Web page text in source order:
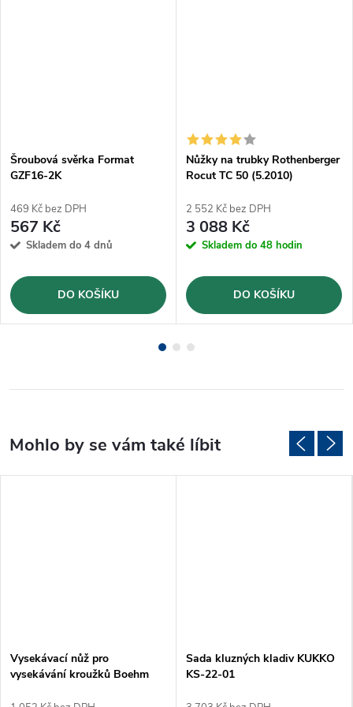
Šroubová svěrka Format
GZF16-2K
469 Kč bez DPH
567 Kč
Skladem do 4 dnů
DO KOŠÍKU
Nůžky na trubky Rothenberger
Rocut TC 50 (5.2010)
2 552 Kč bez DPH
3 088 Kč
Skladem do 48 hodin
DO KOŠÍKU
Vysekávací nůž pro
vysekávání kroužků Boehm
Sada kluzných kladiv KUKKO
KS-22-01